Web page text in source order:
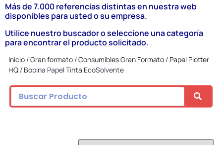
Más de 7.000 referencias distintas en nuestra web
disponibles para usted o su empresa.
Utilice nuestro buscador o seleccione una categoría
para encontrar el producto solicitado.
Inicio /Gran formato /Consumibles Gran Formato / Papel Plotter
HQ / Bobina Papel Tinta EcoSolvente